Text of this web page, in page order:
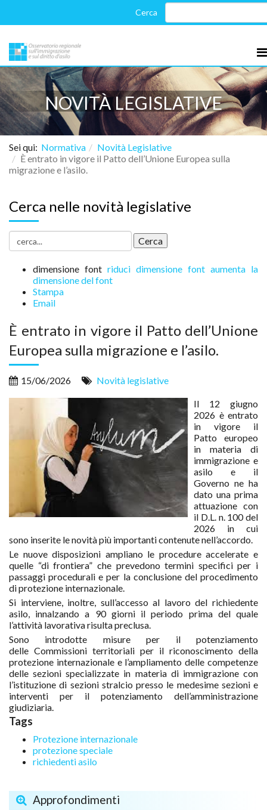
NOVITÀ LEGISLATIVE
Sei qui: Normativa
Novità Legislative
È entrato in vigore il Patto dell’Unione Europea sulla
migrazione e l’asilo.
Cerca nelle novità legislative
dimensione font riduci dimensione font aumenta la
dimensione del font
Stampa
Email
È entrato in vigore il Patto dell’Unione
Europea sulla migrazione e l’asilo.
15/06/2026 Novità legislative
Il 12 giugno
2026 è entrato
in vigore il
Patto europeo
in materia di
immigrazione e
asilo e il
Governo ne ha
dato una prima
attuazione con
il D.L. n. 100 del
2026 in cui
sono inserite le novità più importanti contenute nell’accordo.
Le nuove disposizioni ampliano le procedure accelerate e
quelle “di frontiera” che prevedono termini specifici per i
passaggi procedurali e per la conclusione del procedimento
di protezione internazionale.
Si interviene, inoltre, sull’accesso al lavoro del richiedente
asilo, innalzando a 90 giorni il periodo prima del quale
l’attività lavorativa risulta preclusa.
Sono introdotte misure per il potenziamento
delle Commissioni territoriali per il riconoscimento della
protezione internazionale e l’ampliamento delle competenze
delle sezioni specializzate in materia di immigrazione con
l’istituzione di sezioni stralcio presso le medesime sezioni e
interventi per il potenziamento dell’amministrazione
giudiziaria.
Tags
Protezione internazionale
protezione speciale
richiedenti asilo
Approfondimenti